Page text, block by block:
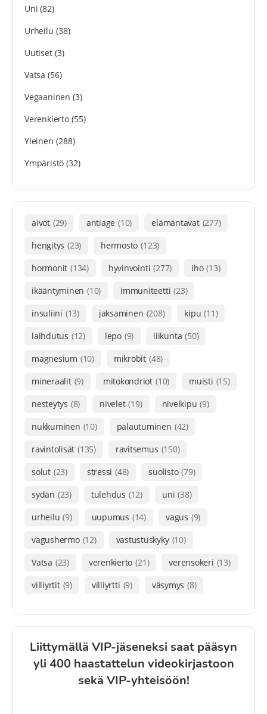
Uni (82)
Urheilu (38)
Uutiset(3)
Vatsa (56)
Vegaaninen (3)
Verenkierto(55)
Yleinen (288)
Ympäristö (32)
aivot (29) antiage (10) elämäntavat (277)
hengitys (23) hermosto (123)
hormonit (134) hyvinvointi (277) iho (13)
ikääntyminen (10) immuniteetti (23)
insuliini (13) jaksaminen (208) kipu (11)
laihdutus (12) lepo (9) liikunta (50)
magnesium (10) mikrobit (48)
mineraalit (9) mitokondriot (10) muisti (15)
nesteytys (8) nivelet (19) nivelkipu (9)
nukkuminen (10) palautuminen (42)
ravintolisät (135) ravitsemus (150)
solut (23) stressi (48) suolisto (79)
sydän (23) tulehdus (12) uni (38)
urheilu (9) uupumus (14) vagus (9)
vagushermo (12) vastustuskyky (10)
Vatsa (23) verenkierto (21) verensokeri (13)
villiyrtit (9) villiyrtti (9) väsymys (8)
Liittymällä VIP-jäseneksi saat pääsyn
yli 400 haastattelun videokirjastoon
sekä VIP-yhteisöön!